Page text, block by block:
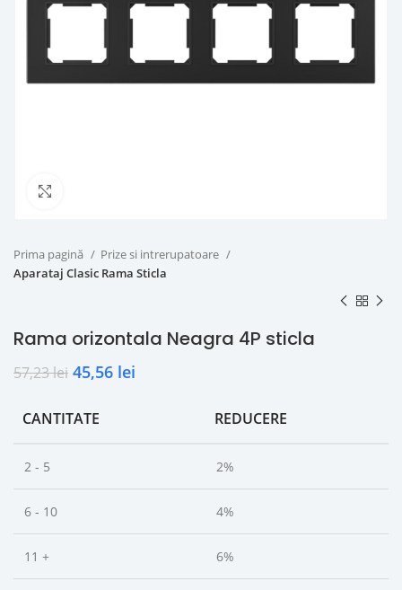
Prima pagină
Prize si intrerupatoare
Aparataj Clasic Rama Sticla
Rama orizontala Neagra 4P sticla
57,23lei 45,56 lei
CANTITATE REDUCERE
2 - 5 2%
6 - 10 4%
11 + 6%